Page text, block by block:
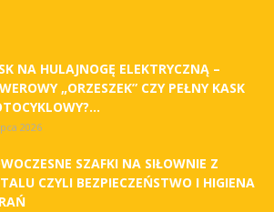
NA HULAJNOGĘ ELEKTRYCZNĄ –
„ORZESZEK” CZY PEŁNY KASK
2026
SZAFKI NA SIŁOWNIE Z
CZYLI BEZPIECZEŃSTWO I HIGIENA